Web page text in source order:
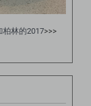
柏林的2017>>>